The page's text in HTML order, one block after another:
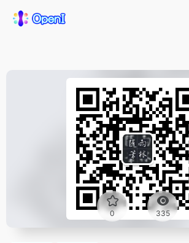
0 335